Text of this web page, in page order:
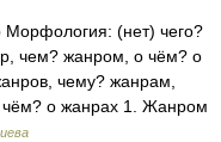
(нет) чего?
чем? жанром, о чём? о
чему? жанрам,
о жанрах 1. Жанром